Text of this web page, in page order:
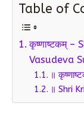
Table of
कृष्णाष्टकम् –
Vasudeva
॥
॥ Shri